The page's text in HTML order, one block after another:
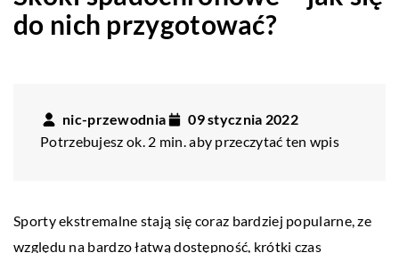
do nich przygotować?
nic-przewodnia
09 stycznia 2022
Potrzebujesz ok. 2 min. aby przeczytać ten wpis
Sporty ekstremalne stają się coraz bardziej popularne, ze
względu na bardzo łatwą dostępność, krótki czas